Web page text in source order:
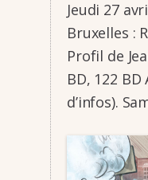
Jeudi 27
Bruxelles :
Profil de
BD, 122
d’in­­fos).